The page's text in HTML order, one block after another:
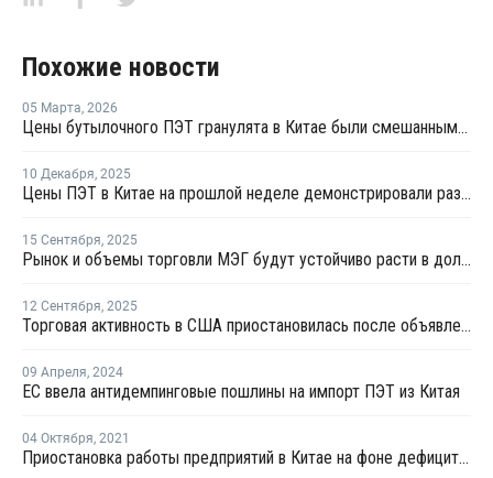
Похожие новости
05 Марта, 2026
Цены бутылочного ПЭТ гранулята в Китае были смешанными в феврале
10 Декабря, 2025
Цены ПЭТ в Китае на прошлой неделе демонстрировали различные тренды
15 Сентября, 2025
Рынок и объемы торговли МЭГ будут устойчиво расти в долгосрочной перспективе
12 Сентября, 2025
Торговая активность в США приостановилась после объявления о введении тарифов на ПЭТ
09 Апреля, 2024
ЕС ввела антидемпинговые пошлины на импорт ПЭТ из Китая
04 Октября, 2021
Приостановка работы предприятий в Китае на фоне дефицита электроэнергии привела к росту цен на полимеры на 10%